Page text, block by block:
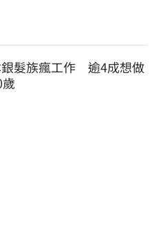
髮族瘋工作　逾4成想做